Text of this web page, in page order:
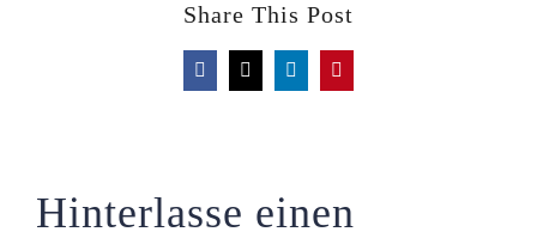
Share This Post
Facebook
X LinkedInPinterest
Hinterlasse einen